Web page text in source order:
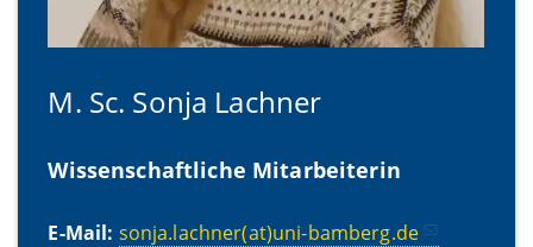
M. Sc. Sonja Lachner
Wissenschaftliche Mitarbeiterin
E-Mail: sonja.lachner(at)uni-bamberg.de